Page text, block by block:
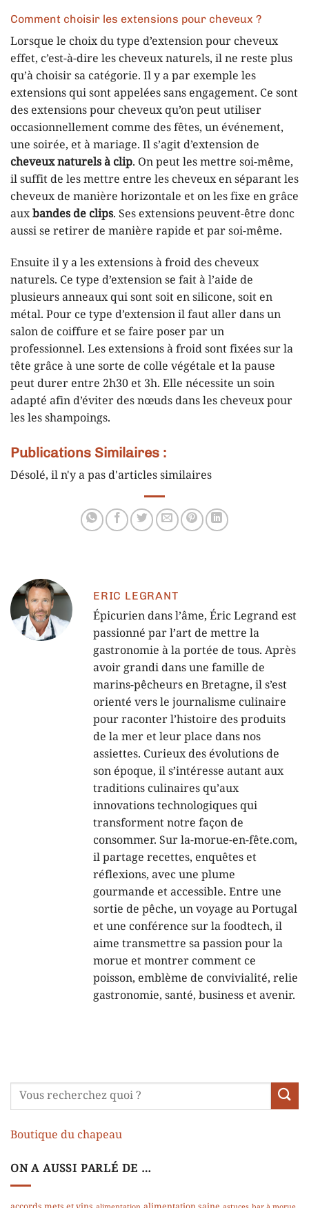
Comment choisir les extensions pour cheveux ?
Lorsque le choix du type d’extension pour cheveux
effet, c’est-à-dire les cheveux naturels, il ne reste plus
qu’à choisir sa catégorie. Il y a par exemple les
extensions qui sont appelées sans engagement. Ce sont
des extensions pour cheveux qu’on peut utiliser
occasionnellement comme des fêtes, un événement,
une soirée, et à mariage. Il s’agit d’extension de
cheveux naturels à clip. On peut les mettre soi-même,
il suffit de les mettre entre les cheveux en séparant les
cheveux de manière horizontale et on les fixe en grâce
auxbandes de clips. Ses extensions peuvent-être donc
aussi se retirer de manière rapide et par soi-même.
Ensuite il y a les extensions à froid des cheveux
naturels. Ce type d’extension se fait à l’aide de
plusieurs anneaux qui sont soit en silicone, soit en
métal. Pour ce type d’extension il faut aller dans un
salon de coiffure et se faire poser par un
professionnel. Les extensions à froid sont fixées sur la
tête grâce à une sorte de colle végétale et la pause
peut durer entre 2h30 et 3h. Elle nécessite un soin
adapté afin d’éviter des nœuds dans les cheveux pour
les les shampoings.
Publications Similaires :
Désolé, il n'y a pas d'articles similaires
ERIC LEGRANT
Épicurien dans l’âme, Éric Legrand est
passionné par l’art de mettre la
gastronomie à la portée de tous. Après
avoir grandi dans une famille de
marins-pêcheurs en Bretagne, il s’est
orienté vers le journalisme culinaire
pour raconter l’histoire des produits
de la mer et leur place dans nos
assiettes. Curieux des évolutions de
son époque, il s’intéresse autant aux
traditions culinaires qu’aux
innovations technologiques qui
transforment notre façon de
consommer. Sur la-morue-en-fête.com,
il partage recettes, enquêtes et
réflexions, avec une plume
gourmande et accessible. Entre une
sortie de pêche, un voyage au Portugal
et une conférence sur la foodtech, il
aime transmettre sa passion pour la
morue et montrer comment ce
poisson, emblème de convivialité, relie
gastronomie, santé, business et avenir.
Boutique du chapeau
ON A AUSSI PARLÉ DE …